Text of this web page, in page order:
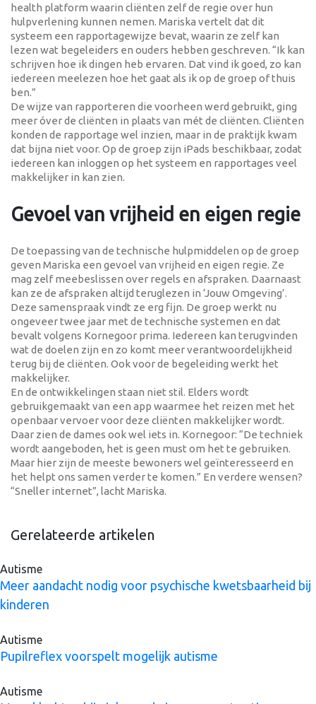
health platform waarin cliënten zelf de regie over hun
hulpverlening kunnen nemen. Mariska vertelt dat dit
systeem een rapportagewijze bevat, waarin ze zelf kan
lezen wat begeleiders en ouders hebben geschreven. “Ik kan
schrijven hoe ik dingen heb ervaren. Dat vind ik goed, zo kan
iedereen meelezen hoe het gaat als ik op de groep of thuis
ben.”
De wijze van rapporteren die voorheen werd gebruikt, ging
meer óver de cliënten in plaats van mét de cliënten. Cliënten
konden de rapportage wel inzien, maar in de praktijk kwam
dat bijna niet voor. Op de groep zijn iPads beschikbaar, zodat
iedereen kan inloggen op het systeem en rapportages veel
makkelijker in kan zien.
Gevoel van vrijheid en eigen regie
De toepassing van de technische hulpmiddelen op de groep
geven Mariska een gevoel van vrijheid en eigen regie. Ze
mag zelf meebeslissen over regels en afspraken. Daarnaast
kan ze de afspraken altijd teruglezen in ‘Jouw Omgeving’.
Deze samenspraak vindt ze erg fijn. De groep werkt nu
ongeveer twee jaar met de technische systemen en dat
bevalt volgens Kornegoor prima. Iedereen kan terugvinden
wat de doelen zijn en zo komt meer verantwoordelijkheid
terug bij de cliënten. Ook voor de begeleiding werkt het
makkelijker.
En de ontwikkelingen staan niet stil. Elders wordt
gebruikgemaakt van een app waarmee het reizen met het
openbaar vervoer voor deze cliënten makkelijker wordt.
Daar zien de dames ook wel iets in. Kornegoor: “De techniek
wordt aangeboden, het is geen must om het te gebruiken.
Maar hier zijn de meeste bewoners wel geïnteresseerd en
het helpt ons samen verder te komen.” En verdere wensen?
“Sneller internet”, lacht Mariska.
Gerelateerde artikelen
Autisme
Meer aandacht nodig voor psychische kwetsbaarheid bij
kinderen
Autisme
Pupilreflex voorspelt mogelijk autisme
Autisme